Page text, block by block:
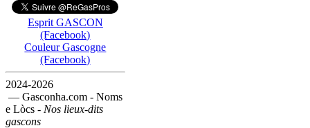
Esprit GASCON
(Facebook)
Couleur Gascogne
(Facebook)
2024-2026
— Gasconha.com - Noms
e Lòcs - Nos lieux-dits
gascons